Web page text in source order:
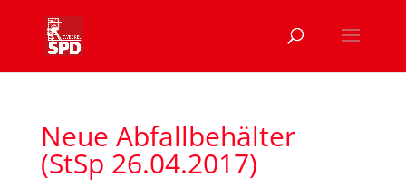
Neue Abfallbehälter
(StSp 26.04.2017)